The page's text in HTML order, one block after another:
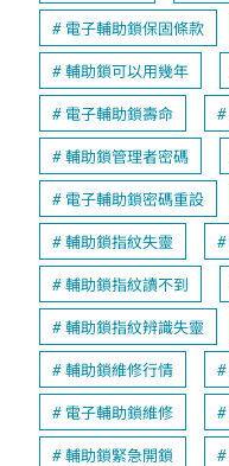
電子輔助鎖保固條款
輔助鎖可以用幾年
電子輔助鎖壽命
輔助鎖管理者密碼
電子輔助鎖密碼重設
輔助鎖指紋失靈
輔助鎖指紋讀不到
輔助鎖指紋辨識失靈
輔助鎖維修行情
電子輔助鎖維修
輔助鎖緊急開鎖